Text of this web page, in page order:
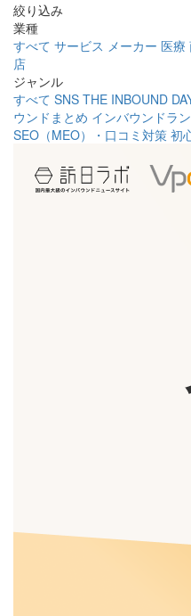
絞り込み
業種
すべて サービス メーカー 医療
店
ジャンル
すべて SNS THE INBOUND
ウンドまとめ インバウンドラ
SEO（MEO）・口コミ対策 初